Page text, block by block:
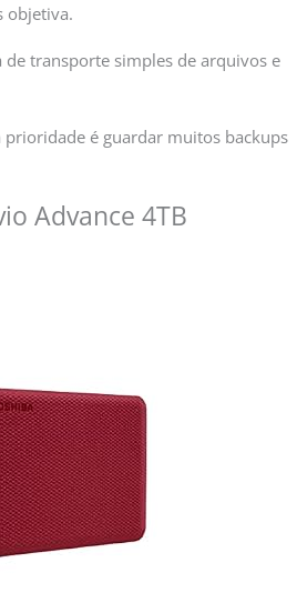
objetiva.
de transporte simples de arquivos e
prioridade é guardar muitos backups
Advance 4TB